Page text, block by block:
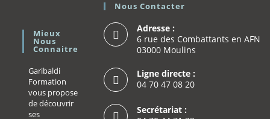
Mieux
Nous
Connaitre
Garibaldi
Formation
vous propose
de découvrir
ses
Nous Contacter
Adresse :
6 rue des Combattants en AFN
03000 Moulins
Ligne directe :
04 70 47 08 20
Secrétariat :